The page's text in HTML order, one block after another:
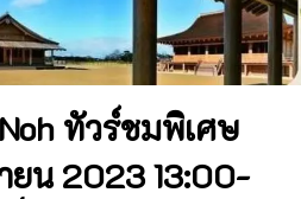
ทัวร์ชมพิเศษ
ยน 2023 13:00-